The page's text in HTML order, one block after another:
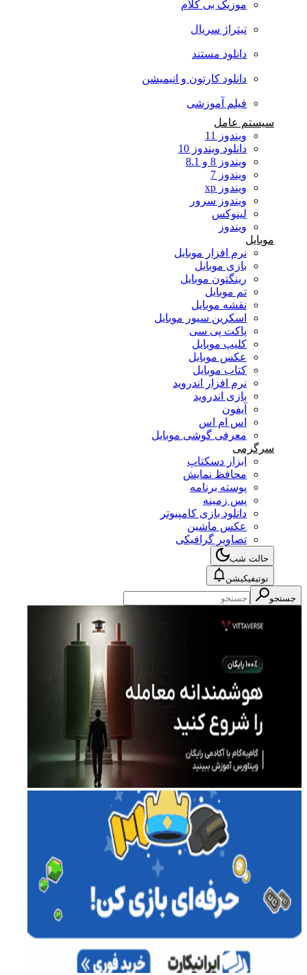
موزیک بی کلام
تیتراژ سریال
دانلود مستند
دانلود کارتون و انیمیشن
فیلم آموزشی
سیستم عامل
ویندوز 11
دانلود ویندوز 10
ویندوز 8 و 8.1
ویندوز 7
ویندوز xp
ویندوز سرور
لینوکس
ویندوز
موبایل
نرم افزار موبایل
بازی موبایل
رینگتون موبایل
تم موبایل
نقشه موبایل
اسکرین سیور موبایل
پاکت پی سی
کلیپ موبایل
عکس موبایل
کتاب موبایل
نرم افزار اندروید
بازی اندروید
آیفون
اس ام اس
معرفی گوشی موبایل
سرگرمی
ابزار دسکتاپ
محافظ نمایش
پوسته برنامه
پس زمینه
دانلود بازی کامپیوتر
عکس ماشین
تصاویر گرافیکی
حالت شب
نوتیفیکیشن
جستجو